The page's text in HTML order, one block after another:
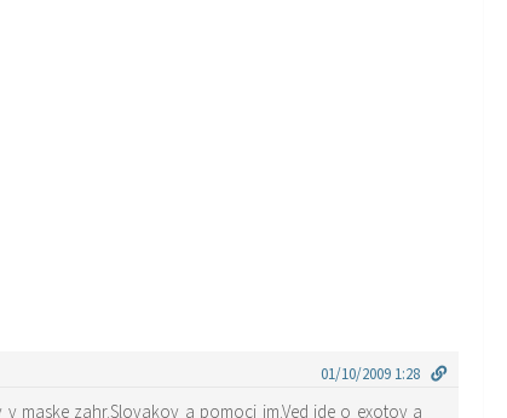
01/10/2009 1:28
maske zahr.Slovakov a pomoci im.Ved ide o exotov a